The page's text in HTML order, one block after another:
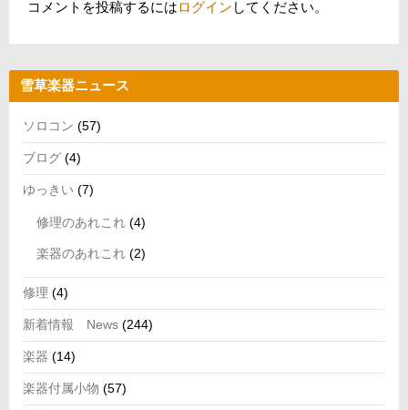
コメントを投稿するにはログイン してください。
雪草楽器ニュース
ソロコン (57)
ブログ (4)
ゆっきい (7)
修理のあれこれ (4)
楽器のあれこれ (2)
修理 (4)
新着情報 News (244)
楽器 (14)
楽器付属小物 (57)